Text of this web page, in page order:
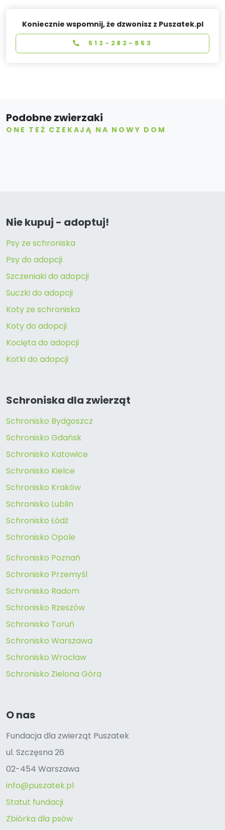
Koniecznie wspomnij, że dzwonisz z Puszatek.pl
512-282-853
Podobne zwierzaki
ONE TEŻ CZEKAJĄ NA NOWY DOM
Nie kupuj - adoptuj!
Psy ze schroniska
Psy do adopcji
Szczeniaki do adopcji
Suczki do adopcji
Koty ze schroniska
Koty do adopcji
Kocięta do adopcji
Kotki do adopcji
Schroniska dla zwierząt
Schronisko Bydgoszcz
Schronisko Gdańsk
Schronisko Katowice
Schronisko Kielce
Schronisko Kraków
Schronisko Lublin
Schronisko Łódź
Schronisko Opole
Schronisko Poznań
Schronisko Przemyśl
Schronisko Radom
Schronisko Rzeszów
Schronisko Toruń
Schronisko Warszawa
Schronisko Wrocław
Schronisko Zielona Góra
O nas
Fundacja dla zwierząt Puszatek
ul. Szczęsna 26
02-454 Warszawa
info@puszatek.pl
Statut fundacji
Zbiórka dla psów